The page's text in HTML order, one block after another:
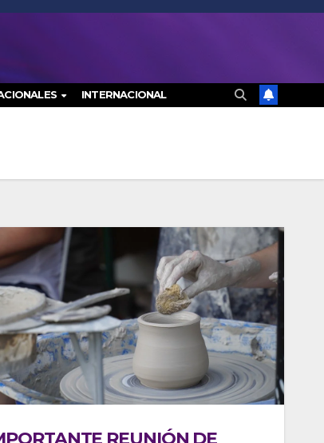
INTERNACIONAL
REUNIÓN DE